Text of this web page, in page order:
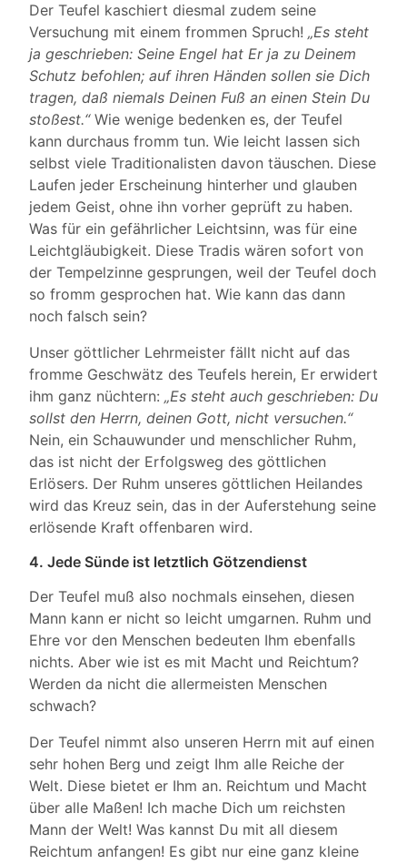
Der Teufel kaschiert diesmal zudem seine
Versuchung mit einem frommen Spruch! „Es steht
ja geschrieben: Seine Engel hat Er ja zu Deinem
Schutz befohlen; auf ihren Händen sollen sie Dich
tragen, daß niemals Deinen Fuß an einen Stein Du
stoßest.“Wie wenige bedenken es, der Teufel
kann durchaus fromm tun. Wie leicht lassen sich
selbst viele Traditionalisten davon täuschen. Diese
Laufen jeder Erscheinung hinterher und glauben
jedem Geist, ohne ihn vorher geprüft zu haben.
Was für ein gefährlicher Leichtsinn, was für eine
Leichtgläubigkeit. Diese Tradis wären sofort von
der Tempelzinne gesprungen, weil der Teufel doch
so fromm gesprochen hat. Wie kann das dann
noch falsch sein?
Unser göttlicher Lehrmeister fällt nicht auf das
fromme Geschwätz des Teufels herein, Er erwidert
ihm ganz nüchtern: „Es steht auch geschrieben: Du
sollst den Herrn, deinen Gott, nicht versuchen.“
Nein, ein Schauwunder und menschlicher Ruhm,
das ist nicht der Erfolgsweg des göttlichen
Erlösers. Der Ruhm unseres göttlichen Heilandes
wird das Kreuz sein, das in der Auferstehung seine
erlösende Kraft offenbaren wird.
4. Jede Sünde ist letztlich Götzendienst
Der Teufel muß also nochmals einsehen, diesen
Mann kann er nicht so leicht umgarnen. Ruhm und
Ehre vor den Menschen bedeuten Ihm ebenfalls
nichts. Aber wie ist es mit Macht und Reichtum?
Werden da nicht die allermeisten Menschen
schwach?
Der Teufel nimmt also unseren Herrn mit auf einen
sehr hohen Berg und zeigt Ihm alle Reiche der
Welt. Diese bietet er Ihm an. Reichtum und Macht
über alle Maßen! Ich mache Dich um reichsten
Mann der Welt! Was kannst Du mit all diesem
Reichtum anfangen! Es gibt nur eine ganz kleine